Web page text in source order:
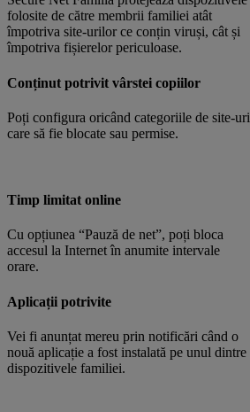
folosite de către membrii familiei atât
împotriva site-urilor ce conțin viruși, cât și
împotriva fișierelor periculoase.
Conținut potrivit vârstei copiilor
Poți configura oricând categoriile de site-uri
care să fie blocate sau permise.
Timp limitat online
Cu opțiunea “Pauză de net”, poți bloca
accesul la Internet în anumite intervale
orare.
Aplicații potrivite
Vei fi anunțat mereu prin notificări când o
nouă aplicație a fost instalată pe unul dintre
dispozitivele familiei.